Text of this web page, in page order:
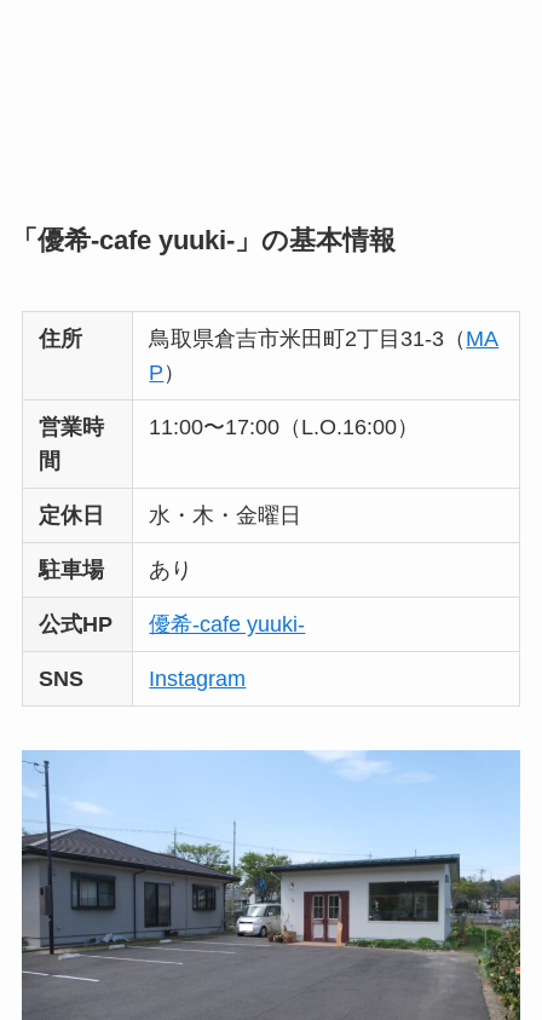
「優希-cafe yuuki-」の基本情報
住所 鳥取県倉吉市米田町2丁目31-3（ MA
P ）
営業時
間
11:00〜17:00（L.O.16:00）
定休日 水・木・金曜日
駐車場 あり
公式HP 優希-cafe yuuki-
SNS Instagram